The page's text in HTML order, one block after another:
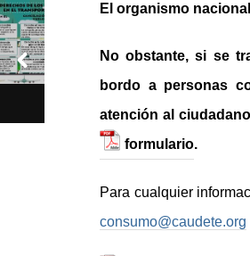
El organismo
No obstante, si se
bordo a personas
atención al
formulario.
Para cualquier
consumo@caudete.org